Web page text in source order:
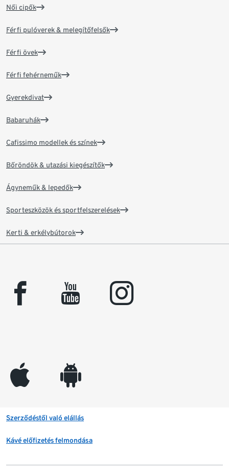
Női cipők
Férfi pulóverek & melegítőfelsők
Férfi övek
Férfi fehérneműk
Gyerekdivat
Babaruhák
Cafissimo modellek és színek
Bőröndök & utazási kiegészítők
Ágyneműk & lepedők
Sporteszközök és sportfelszerelések
Kerti & erkélybútorok
facebook youtube instagram
appleinc android
Szerződéstől való elállás
Kávé előfizetés felmondása